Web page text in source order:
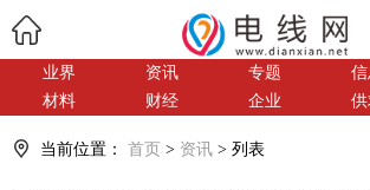
业界 资讯 专题 信
材料
财经 企业
当前位置： 首页 > 资讯 > 列表